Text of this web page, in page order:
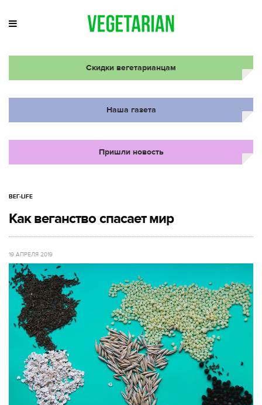
Скидки вегетарианцам
Наша газета
Пришли новость
ВЕГ-LIFE
Как веганство спасает мир
19 АПРЕЛЯ 2019